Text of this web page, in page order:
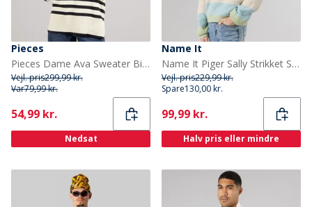
Pieces
Pieces Dame Ava Sweater Birch
Vejl. pris299,99 kr.
Var79,99 kr.
Current
54,99 kr.
Nedsat
Name It
Name It Piger Sally Strikket Sweater Peyote
Vejl. pris229,99 kr.
Spare130,00 kr.
Current
99,99 kr.
Halv pris eller mindre